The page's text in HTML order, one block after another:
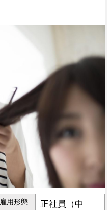
雇用形態
正社員（中